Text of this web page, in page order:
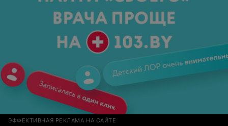
ЭФФЕКТИВНАЯ РЕКЛАМА НА САЙТЕ